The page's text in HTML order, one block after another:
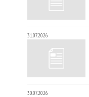
31.07.2026
30.07.2026